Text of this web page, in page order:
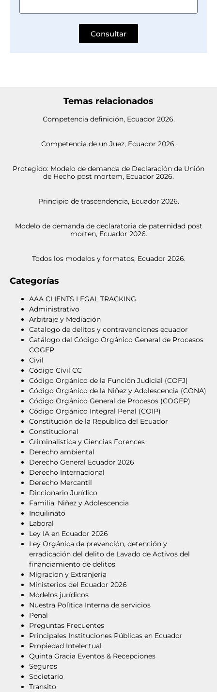
Consultar
Temas relacionados
Competencia definición, Ecuador 2026.
Competencia de un Juez, Ecuador 2026.
Protegido: Modelo de demanda de Declaración de Unión
de Hecho post mortem, Ecuador 2026.
Principio de trascendencia, Ecuador 2026.
Modelo de demanda de declaratoria de paternidad post
morten, Ecuador 2026.
Todos los modelos y formatos, Ecuador 2026.
Categorías
AAA CLIENTS LEGAL TRACKING.
Administrativo
Arbitraje y Mediación
Catalogo de delitos y contravenciones ecuador
Catálogo del Código Orgánico General de Procesos
COGEP
Civil
Código Civil CC
Código Orgánico de la Función Judicial (COFJ)
Código Orgánico de la Niñez y Adolescencia (CONA)
Código Orgánico General de Procesos (COGEP)
Código Orgánico Integral Penal (COIP)
Constitución de la Republica del Ecuador
Constitucional
Criminalistica y Ciencias Forences
Derecho ambiental
Derecho General Ecuador 2026
Derecho Internacional
Derecho Mercantil
Diccionario Jurídico
Familia, Niñez y Adolescencia
Inquilinato
Laboral
Ley IA en Ecuador 2026
Ley Orgánica de prevención, detención y
erradicación del delito de Lavado de Activos del
financiamiento de delitos
Migracion y Extranjeria
Ministerios del Ecuador 2026
Modelos jurídicos
Nuestra Polìtica Interna de servicios
Penal
Preguntas Frecuentes
Principales Instituciones Públicas en Ecuador
Propiedad Intelectual
Quinta Gracia Eventos & Recepciones
Seguros
Societario
Transito